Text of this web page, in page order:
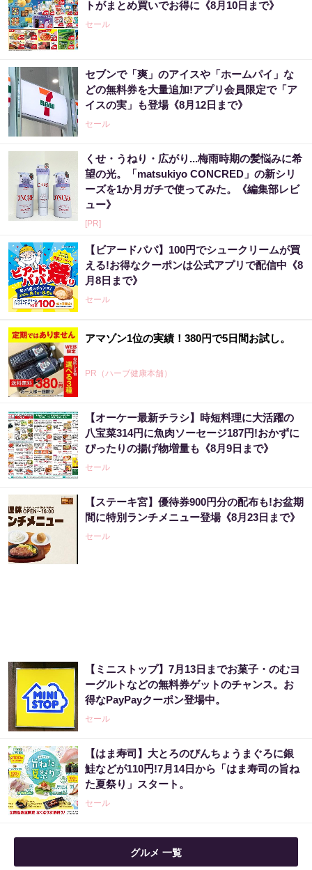
トがまとめ買いでお得に《8月10日まで》
セール
セブンで「爽」のアイスや「ホームパイ」な
どの無料券を大量追加!アプリ会員限定で「ア
イスの実」も登場《8月12日まで》
セール
くせ・うねり・広がり...梅雨時期の髪悩みに希
望の光。「matsukiyo CONCRED」の新シリ
ーズを1か月ガチで使ってみた。《編集部レビ
ュー》
[PR]
【ビアードパパ】100円でシュークリームが買
える!お得なクーポンは公式アプリで配信中《8
月8日まで》
セール
アマゾン1位の実績！380円で5日間お試し。
PR（ハーブ健康本舗）
【オーケー最新チラシ】時短料理に大活躍の
八宝菜314円に魚肉ソーセージ187円!おかずに
ぴったりの揚げ物増量も《8月9日まで》
セール
【ステーキ宮】優待券900円分の配布も!お盆期
間に特別ランチメニュー登場《8月23日まで》
セール
【ミニストップ】7月13日までお菓子・のむヨ
ーグルトなどの無料券ゲットのチャンス。お
得なPayPayクーポン登場中。
セール
【はま寿司】大とろのびんちょうまぐろに銀
鮭などが110円!7月14日から「はま寿司の旨ね
た夏祭り」スタート。
セール
グルメ 一覧